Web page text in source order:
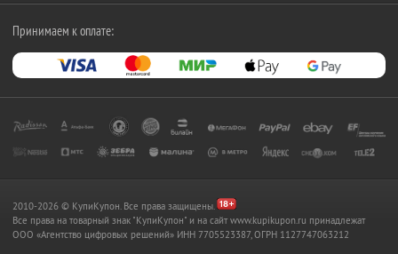
Принимаем к оплате:
2010-2026 © КупиКупон. Все права защищены.
Все права на товарный знак "КупиКупон" и на сайт www.kupikupon.ru принадлежат
OOO «Агентство цифровых решений» ИНН 7705523387, ОГРН 1127747063212